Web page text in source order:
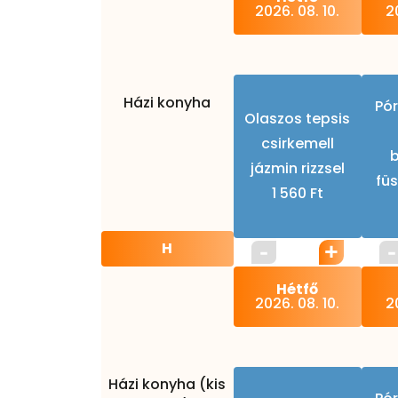
Házi konyha
H
2026. 08. 10.
Olaszos tepsis
csirkemell
jázmin rizzsel
1 560 Ft
Házi konyha (kis
Hétfő
2026. 08. 10.